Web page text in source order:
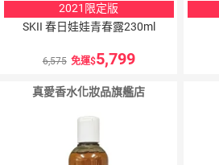
2021限定版
SKII 春日娃娃青春露230ml
6,575 免運 5,799
真愛香水化妝品旗艦店